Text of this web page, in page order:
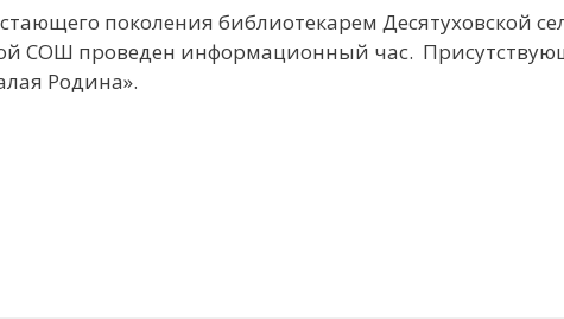
поколения библиотекарем Десятуховской
СОШ проведен информационный час.
Родина».